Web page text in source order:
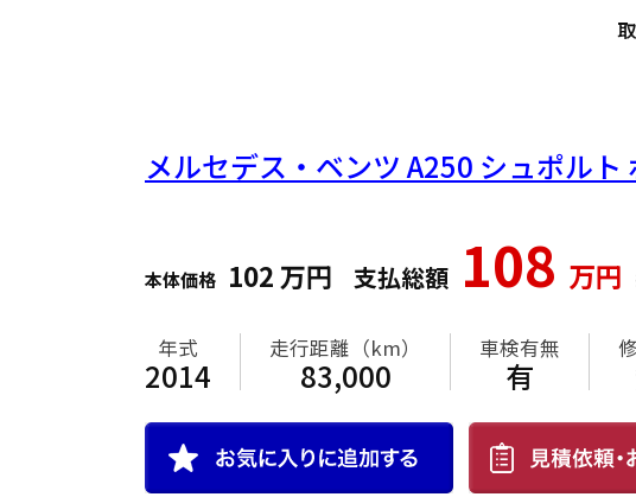
メルセデス・ベンツA250 シュポルト
本体価格 102 万円 支払総額 108 万円
年式
2014
走行距離（km）
83,000
車検有無
有